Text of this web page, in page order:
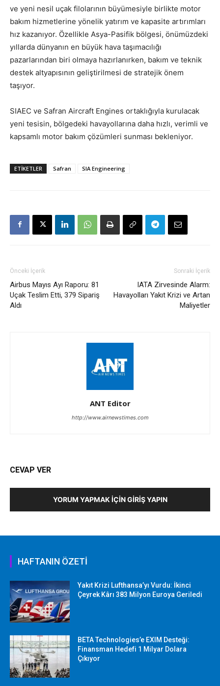
ve yeni nesil uçak filolarının büyümesiyle birlikte motor
bakım hizmetlerine yönelik yatırım ve kapasite artırımları
hız kazanıyor. Özellikle Asya-Pasifik bölgesi, önümüzdeki
yıllarda dünyanın en büyük hava taşımacılığı
pazarlarından biri olmaya hazırlanırken, bakım ve teknik
destek altyapısının geliştirilmesi de stratejik önem
taşıyor.
SIAEC ve Safran Aircraft Engines ortaklığıyla kurulacak
yeni tesisin, bölgedeki havayollarına daha hızlı, verimli ve
kapsamlı motor bakım çözümleri sunması bekleniyor.
ETIKETLER Safran SIA Engineering
Önceki İçerik
Airbus Mayıs Ayı Raporu: 81
Uçak Teslim Etti, 379 Sipariş
Aldı
Sonraki İçerik
IATA Zirvesinde Alarm:
Havayolları Yakıt Krizi ve Artan
Maliyetler
ANT Editor
http://www.airnewstimes.com
CEVAP VER
YORUM YAPMAK İÇIN GIRIŞ YAPIN
HAFTANIN ÖZETİ
Yakıt Krizi Lufthansa’yı Vurdu: İkinci
Çeyrek Kârı 383 Milyon Euroya Geriledi
BETA Technologies’e EXIM Desteği:
Finansman Hedefi 1 Milyar Dolara
Çıkıyor